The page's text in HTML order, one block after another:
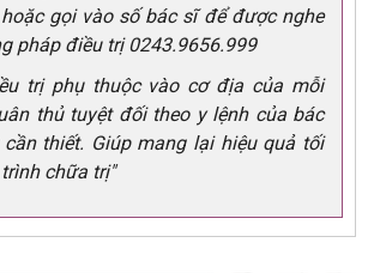
gọi vào số bác sĩ để được nghe
pháp điều trị 0243.9656.999
trị phụ thuộc vào cơ địa của mỗi
thủ tuyệt đối theo y lệnh của bác
thiết. Giúp mang lại hiệu quả tối
chữa trị"